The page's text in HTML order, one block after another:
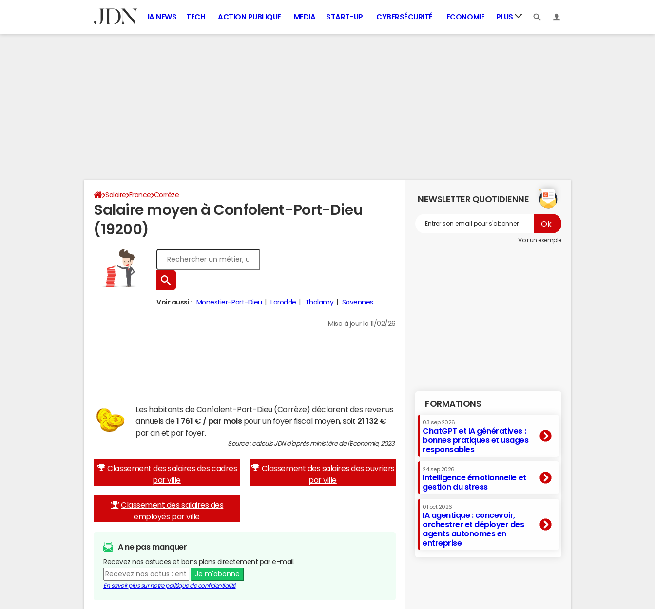
IA NEWS TECH ACTION PUBLIQUE MEDIA START-UP CYBERSÉCURITÉ ECONOMIE PLUS
Salaire France Corrèze
Salaire moyen à Confolent-Port-Dieu
(19200)
Voir aussi : Monestier-Port-Dieu Larodde Thalamy Savennes
Mise à jour le 11/02/26
Les habitants de Confolent-Port-Dieu (Corrèze) déclarent des revenus
annuels de1 761 € / par moispour un foyer fiscal moyen, soit 21 132 €
par an et par foyer.
Source : calculs JDN d'après ministère de l'Economie, 2023
Classement des salaires des cadres
par ville
Classement des salaires des ouvriers
par ville
Classement des salaires des
employés par ville
A ne pas manquer
Recevez nos astuces et bons plans directement par e-mail.
Je m'abonne
En savoir plus sur notre politique de confidentialité
NEWSLETTER QUOTIDIENNE
Voir un exemple
FORMATIONS
03 sep 2026
ChatGPT et IA génératives :
bonnes pratiques et usages
responsables
24 sep 2026
Intelligence émotionnelle et
gestion du stress
01 oct 2026
IA agentique : concevoir,
orchestrer et déployer des
agents autonomes en
entreprise